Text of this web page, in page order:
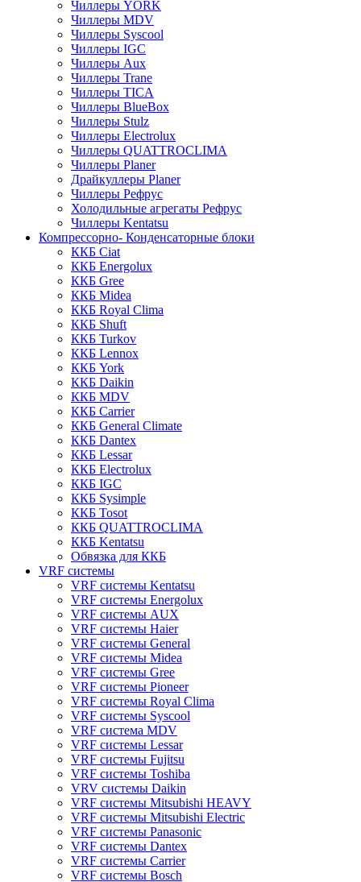
Чиллеры YORK
Чиллеры MDV
Чиллеры Syscool
Чиллеры IGC
Чиллеры Aux
Чиллеры Trane
Чиллеры TICA
Чиллеры BlueBox
Чиллеры Stulz
Чиллеры Electrolux
Чиллеры QUATTROCLIMA
Чиллеры Planer
Драйкуллеры Planer
Чиллеры Рефрус
Холодильные агрегаты Рефрус
Чиллеры Kentatsu
Компрессорно- Конденсаторные блоки
ККБ Ciat
ККБ Energolux
ККБ Gree
ККБ Midea
ККБ Royal Clima
ККБ Shuft
ККБ Turkov
ККБ Lennox
ККБ York
ККБ Daikin
ККБ MDV
ККБ Carrier
ККБ General Climate
ККБ Dantex
ККБ Lessar
ККБ Electrolux
ККБ IGC
ККБ Sysimple
ККБ Tosot
ККБ QUATTROCLIMA
ККБ Kentatsu
Обвязка для ККБ
VRF системы
VRF системы Kentatsu
VRF системы Energolux
VRF системы AUX
VRF системы Haier
VRF системы General
VRF системы Midea
VRF системы Gree
VRF системы Pioneer
VRF системы Royal Clima
VRF системы Syscool
VRF система MDV
VRF системы Lessar
VRF системы Fujitsu
VRF системы Toshiba
VRV системы Daikin
VRF системы Mitsubishi HEAVY
VRF системы Mitsubishi Electric
VRF системы Panasonic
VRF системы Dantex
VRF системы Carrier
VRF системы Bosch